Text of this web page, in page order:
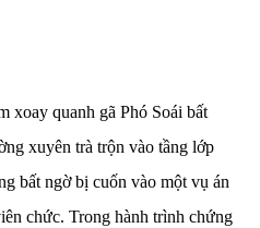
xoay quanh gã Phó Soái bất
xuyên trà trộn vào tầng lớp
bất ngờ bị cuốn vào một vụ án
chức. Trong hành trình chứng